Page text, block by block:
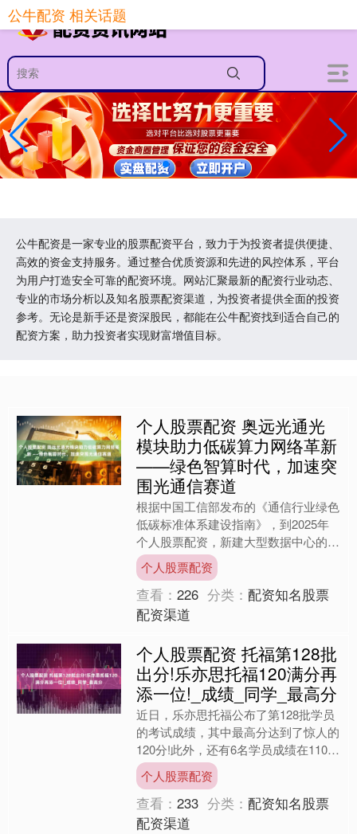
公牛配资是一家专业的股票配资平台，致力于为投资者提供便捷、
高效的资金支持服务。通过整合优质资源和先进的风控体系，平台
为用户打造安全可靠的配资环境。网站汇聚最新的配资行业动态、
专业的市场分析以及知名股票配资渠道，为投资者提供全面的投资
参考。无论是新手还是资深股民，都能在公牛配资找到适合自己的
配资方案，助力投资者实现财富增值目标。
公牛配资 相关话题
个人股票配资 奥远光通光
模块助力低碳算力网络革新
——绿色智算时代，加速突
围光通信赛道
根据中国工信部发布的《通信行业绿色
低碳标准体系建设指南》，到2025年
个人股票配资，新建大型数据中心的
PUE(电源使用效率)须不高于1.3。这
一标准的提出，倒逼....
个人股票配资
查看：226 分类：配资知名股票
配资渠道
个人股票配资 托福第128批
出分!乐亦思托福120满分再
添一位!_成绩_同学_最高分
近日，乐亦思托福公布了第128批学员
的考试成绩，其中最高分达到了惊人的
120分!此外，还有6名学员成绩在110分
以上，14名学员在105分以上，以及22
名学员成....
个人股票配资
查看：233 分类：配资知名股票
配资渠道